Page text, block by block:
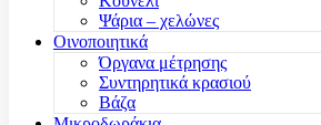
Ψάρια – χελώνες
Οινοποιητικά
Όργανα μέτρησης
Συντηρητικά κρασιού
Βάζα